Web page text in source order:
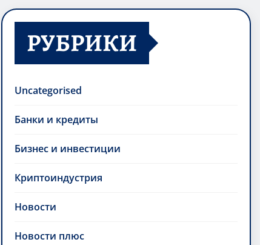
РУБРИКИ
Uncategorised
Банки и кредиты
Бизнес и инвестиции
Криптоиндустрия
Новости
Новости плюс